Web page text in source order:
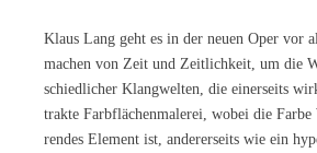
Klaus Lang geht es in der neu­en Oper vor
ma­chen von Zeit und Zeit­lich­keit, um die
schied­li­cher Klang­wel­ten, die ei­ner­seits
trak­te Farb­flä­chen­ma­le­rei, wo­bei die
ren­des Ele­ment ist, an­de­rer­seits wie ein